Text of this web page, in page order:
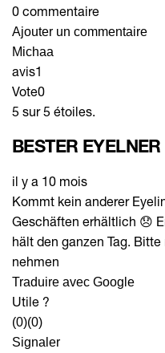
0 commentaire
Ajouter un commentaire
Michaa
avis1
Vote0
5 sur 5 étoiles.
BESTER EYELNER
il y a 10 mois
Kommt kein anderer
Geschäften erhältlich 😞
hält den ganzen Tag.
nehmen
Traduire avec Google
Utile ?
(0)(0)
Signaler